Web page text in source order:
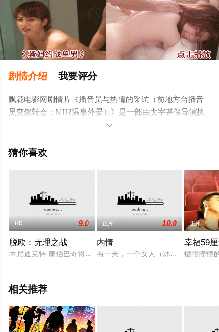
剧情介绍 我要评分
飘花电影网剧情片《播音员与热情的采访（前地方台播音
员突然转会：NTR温泉外景）》是一部由太宰甚保导演执
导，广濑由里等演员精彩演绎的日本电影，手机免费观看
可移步至豆瓣电影、电视猫或剧情网等平台了解。

猜你喜欢
HD 9.0
脱欧：无理之战
本尼迪克特·康伯巴奇将主演聚焦英国脱欧的2小时新剧《脱欧》
正片 10.0
内情
有一天，一个女人（冰）的人死了，
正片
幸福59
懵懵懂懂
相关推荐